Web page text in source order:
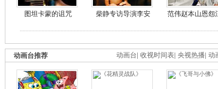
图坦卡蒙的诅咒 柴静专访导演李安 范伟赵本山恩怨
动画台 收视时间表 央视热播 动
动画台推荐